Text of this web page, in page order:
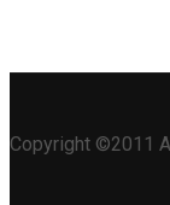
Copyright ©2011